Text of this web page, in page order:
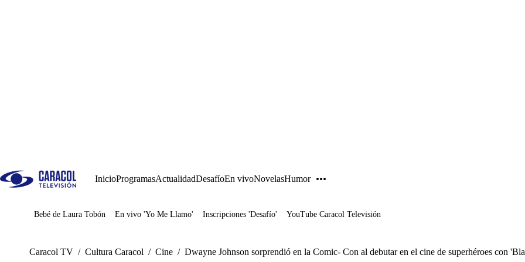
InicioProgramasActualidadDesafíoEn vivoNovelasHumor
Juegos
Bebé de Laura Tobón En vivo 'Yo Me Llamo' Inscripciones 'Desafío' YouTube Caracol Televisión
Caracol TV / Cultura Caracol / Cine / Dwayne Johnson sorprendió en la Comic- Con al debutar en el cine de superhéroes con